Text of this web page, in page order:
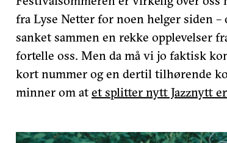
fra Lyse Netter for noen helger siden
sanket sammen en rekke opplevelser
fortelle oss. Men da må vi jo faktisk
kort nummer og en dertil tilhørende
minner om at et splitter nytt Jazznytt